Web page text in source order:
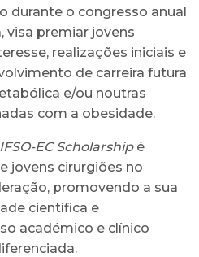
durante o congresso anual
visa premiar jovens
realizações iniciais e
de carreira futura
e/ou noutras
com a obesidade.
IFSO-EC Scholarshipé
jovens cirurgiões no
promovendo a sua
científica e
académico e clínico